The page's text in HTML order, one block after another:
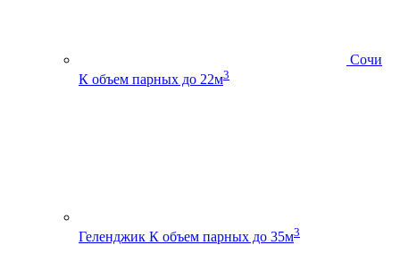
Сочи
К объем парных до 22м3
Геленджик К объем парных до 35м3